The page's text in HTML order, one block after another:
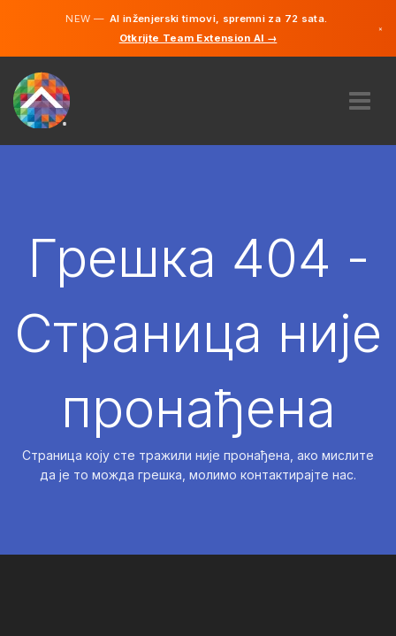
NEW —AI inženjerski timovi, spremni za 72 sata.
Otkrijte Team Extension AI →
×
SR
Грешка 404 -
Страница није
пронађена
Страница коју сте тражили није пронађена, ако мислите
да је то можда грешка, молимо контактирајте нас.